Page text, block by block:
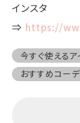
インスタ
⇒ https://
今すぐ使えるア
おすすめコー